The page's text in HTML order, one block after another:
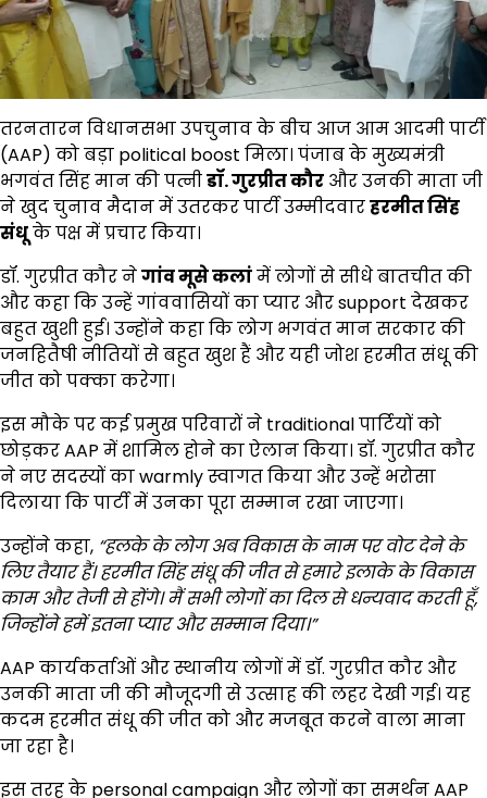
तरनतारन विधानसभा उपचुनाव के बीच आज आम आदमी पार्टी
(AAP) को बड़ा political boost मिला। पंजाब के मुख्यमंत्री
भगवंत सिंह मान की पत्नीडॉ. गुरप्रीत कौर और उनकी माता जी
ने खुद चुनाव मैदान में उतरकर पार्टी उम्मीदवारहरमीत सिंह
संधूके पक्ष में प्रचार किया।
डॉ. गुरप्रीत कौर नेगांव मूसे कलांमें लोगों से सीधे बातचीत की
और कहा कि उन्हें गांववासियों का प्यार और support देखकर
बहुत खुशी हुई। उन्होंने कहा कि लोग भगवंत मान सरकार की
जनहितैषी नीतियों से बहुत खुश हैं और यही जोश हरमीत संधू की
जीत को पक्का करेगा।
इस मौके पर कई प्रमुख परिवारों ने traditional पार्टियों को
छोड़कर AAP में शामिल होने का ऐलान किया। डॉ. गुरप्रीत कौर
ने नए सदस्यों का warmly स्वागत किया और उन्हें भरोसा
दिलाया कि पार्टी में उनका पूरा सम्मान रखा जाएगा।
उन्होंने कहा, “हलके के लोग अब विकास के नाम पर वोट देने के
लिए तैयार हैं। हरमीत सिंह संधू की जीत से हमारे इलाके के विकास
काम और तेजी से होंगे। मैं सभी लोगों का दिल से धन्यवाद करती हूँ,
जिन्होंने हमें इतना प्यार और सम्मान दिया।”
AAP कार्यकर्ताओं और स्थानीय लोगों में डॉ. गुरप्रीत कौर और
उनकी माता जी की मौजूदगी से उत्साह की लहर देखी गई। यह
कदम हरमीत संधू की जीत को और मजबूत करने वाला माना
जा रहा है।
इस तरह के personal campaign और लोगों का समर्थन AAP